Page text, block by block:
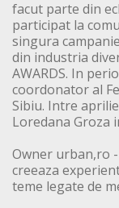
facut parte din
participat la
singura
din industria
AWARDS. In
coordonator al
Sibiu. Intre
Loredana Groza
Owner urban,ro
creeaza
teme legate de